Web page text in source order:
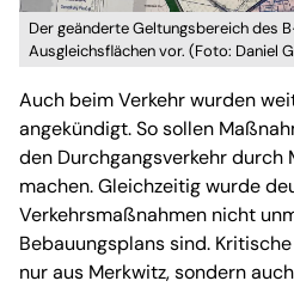
Der geänderte Geltungsbereich des
Ausgleichsflächen vor. (Foto: Daniel
Auch beim Verkehr wurden
angekündigt. So sollen
den Durchgangsverkehr durch
machen. Gleichzeitig wurde
Verkehrsmaßnahmen nicht
Bebauungsplans sind.
nur aus Merkwitz, sondern